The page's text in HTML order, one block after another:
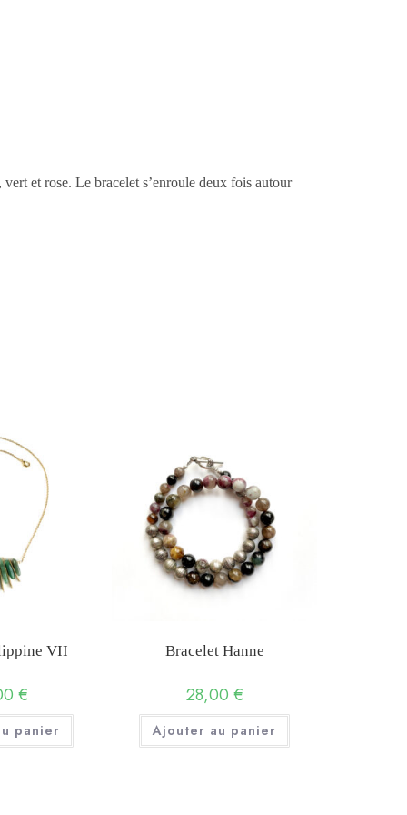
et rose. Le bracelet s’enroule deux fois autour
VII
€
panier
Bracelet Hanne
28,00 €
Ajouter au panier